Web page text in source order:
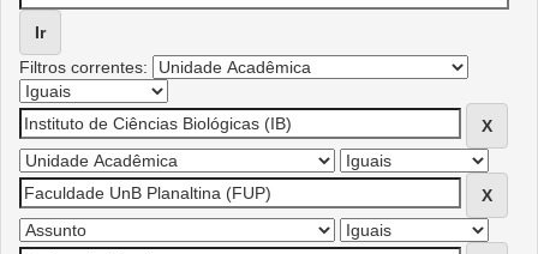
Filtros correntes: